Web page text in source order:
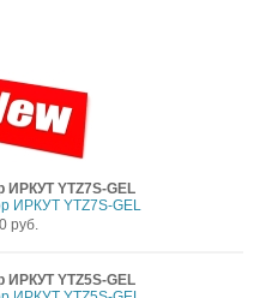
ИРКУТ YTZ7S-GEL
руб.
ИРКУТ YTZ5S-GEL